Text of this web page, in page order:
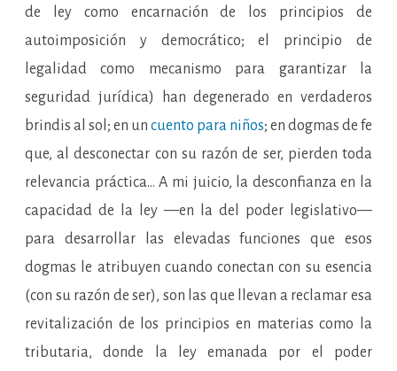
de ley como encarnación de los principios de
autoimposición y democrático; el principio de
legalidad como mecanismo para garantizar la
seguridad jurídica) han degenerado en verdaderos
brindis al sol; en un cuento para niños; en dogmas de fe
que, al desconectar con su razón de ser, pierden toda
relevancia práctica… A mi juicio, la desconfianza en la
capacidad de la ley —en la del poder legislativo—
para desarrollar las elevadas funciones que esos
dogmas le atribuyen cuando conectan con su esencia
(con su razón de ser), son las que llevan a reclamar esa
revitalización de los principios en materias como la
tributaria, donde la ley emanada por el poder